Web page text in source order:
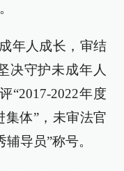
年人成长，审结
决守护未成年人
“2017-2022年度
体”，未审法官
导员”称号。